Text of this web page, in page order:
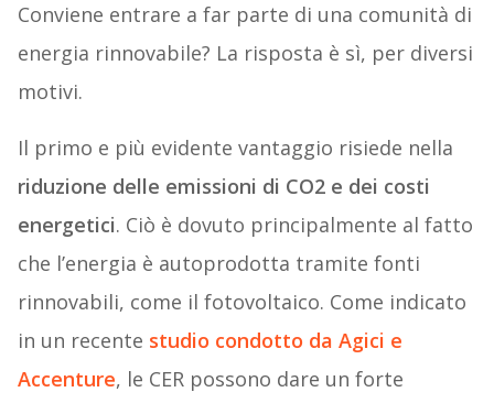
Conviene entrare a far parte di una comunità di
energia rinnovabile? La risposta è sì, per diversi
motivi.
Il primo e più evidente vantaggio risiede nella
riduzione delle emissioni di CO2 e dei costi
energetici. Ciò è dovuto principalmente al fatto
che l’energia è autoprodotta tramite fonti
rinnovabili, come il fotovoltaico. Come indicato
in un recente studio condotto da Agici e
Accenture, le CER possono dare un forte